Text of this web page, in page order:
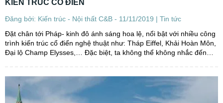
KIẾN TRÚC CỔ ĐIỂN
Đăng bởi: Kiến trúc - Nội thất C&B - 11/11/2019 | Tin tức
Đặt chân tới Pháp- kinh đô ánh sáng hoa lệ, nổi bật với nhiều công
trình kiến trúc cổ điển nghệ thuật như: Tháp Eiffel, Khải Hoàn Môn,
Đại lộ Champ Elysses,… Đặc biệt, ta không thể không nhắc đến